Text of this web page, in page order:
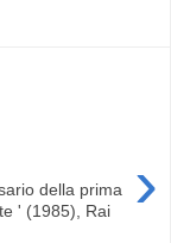
›
della prima
' (1985), Rai